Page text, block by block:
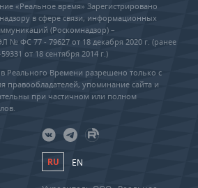
«Реальное время» Зарегистрировано
в сфере связи, информационных
(Роскомнадзор) –
№ ФС 77 - 79627 от 18 декабря 2020 г. (ранее
от 18 сентября 2014 г.)
Реального Времени разрешено только с
правообладателей, упоминание сайта и
при частичном или полном
RU EN